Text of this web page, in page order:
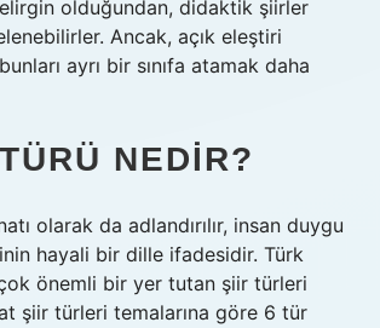
olduğundan, didaktik şiirler
Ancak, açık eleştiri
ayrı bir sınıfa atamak daha
NEDIR?
olarak da adlandırılır, insan duygu
hayali bir dille ifadesidir. Türk
önemli bir yer tutan şiir türleri
şiir türleri temalarına göre 6 tür